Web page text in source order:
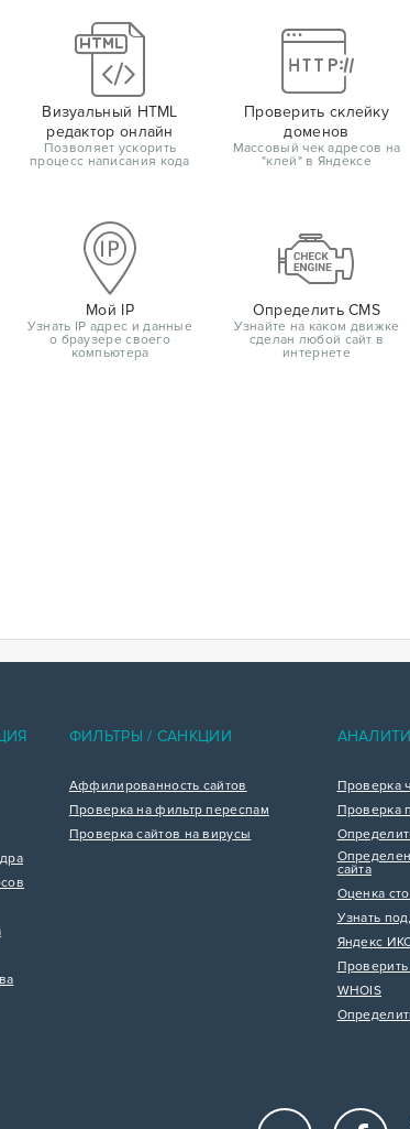
Визуальный HTML
редактор онлайн
Позволяет ускорить
процесс написания кода
Проверить склейку
доменов
Массовый чек адресов на
"клей" в Яндексе
Мой IP
Узнать IP адрес и данные
о браузере своего
компьютера
Определить CMS
Узнайте на каком движке
сделан любой сайт в
интернете
ФИЛЬТРЫ / САНКЦИИ
Аффилированность сайтов
Проверка на фильтр переспам
Проверка сайтов на вирусы
Проверка
Проверка
сайта
Оценка
Узнать
Яндекс
WHOIS